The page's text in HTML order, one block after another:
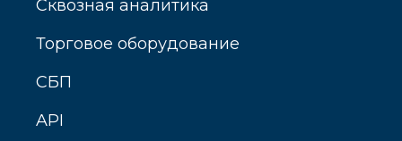
Сквозная аналитика
Торговое оборудование
СБП
API